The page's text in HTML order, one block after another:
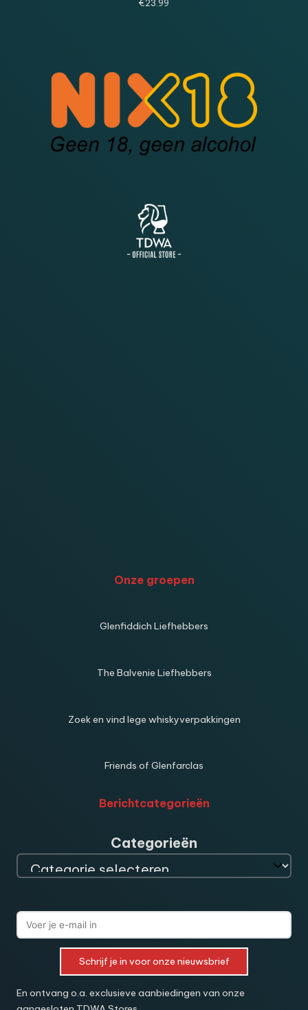
€23.99
Onze groepen
Glenfiddich Liefhebbers
The Balvenie Liefhebbers
Zoek en vind lege whiskyverpakkingen
Friends of Glenfarclas
Berichtcategorieën
Categorieën
Schrijf je in voor onze nieuwsbrief
En ontvang o.a. exclusieve aanbiedingen van onze